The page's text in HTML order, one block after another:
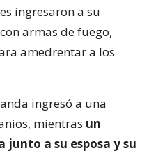
ingresaron a su
armas de fuego,
amedrentar a los
ingresó a una
mientras un
junto a su esposa y su